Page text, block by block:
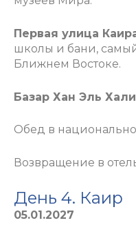
Первая улица
школы и бани,
Ближнем Востоке.
Базар Хан Эль
Обед в
Возвращение в
День 4. Каир
05.01.2027